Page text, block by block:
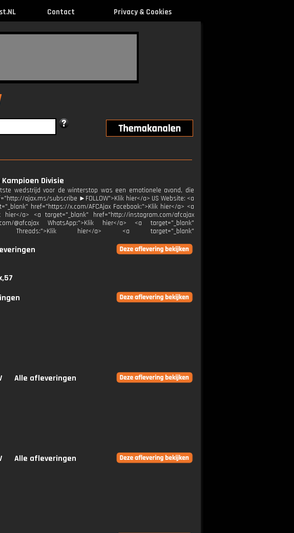
Contact Privacy & Cookies
Kampioen Divisie
wedstrijd voor de winterstop was een emotionele avond, die
ajax.ms/subscribe ►FOLLOW">Klik hier</a> US Website: <a
href="https://x.com/AFCAjax Facebook:">Klik hier</a> <a
hier</a> <a target="_blank" href="http://instagram.com/afcajax
@afcajax WhatsApp:">Klik hier</a> <a target="_blank"
Threads:">Klik hier</a> <a target="_blank"
Alle afleveringen
Alle afleveringen